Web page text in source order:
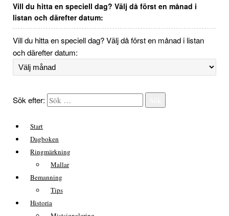
Vill du hitta en speciell dag? Välj då först en månad i
listan och därefter datum:
Vill du hitta en speciell dag? Välj då först en månad i listan
och därefter datum:
Sök efter:
Start
Dagboken
Ringmärkning
Mallar
Bemanning
Tips
Historia